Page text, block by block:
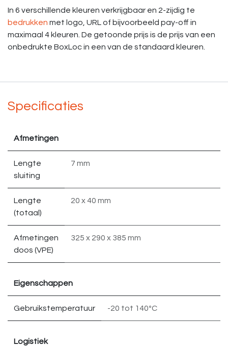
In 6 verschillende kleuren verkrijgbaar en 2-zijdig te
bedrukken met logo, URL of bijvoorbeeld pay-off in
maximaal 4 kleuren. De getoonde prijs is de prijs van een
onbedrukte BoxLoc in een van de standaard kleuren.
Specificaties
Afmetingen
Lengte
sluiting
7 mm
Lengte
(totaal)
20 x 40 mm
Afmetingen
doos (VPE)
325 x 290 x 385 mm
Eigenschappen
Gebruikstemperatuur -20 tot 140ºC
Logistiek